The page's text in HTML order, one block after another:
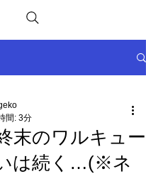
末のワルキュー
は続く…(※ネ
間: 3分